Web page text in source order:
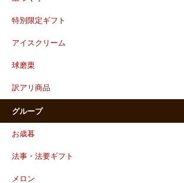
特別限定ギフト
アイスクリーム
球磨栗
訳アリ商品
グループ
お歳暮
法事・法要ギフト
メロン